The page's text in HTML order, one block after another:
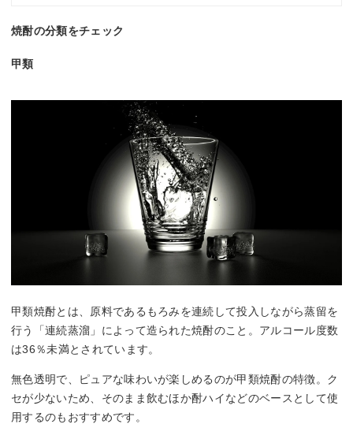
焼酎の分類をチェック
甲類
甲類焼酎とは、原料であるもろみを連続して投入しながら蒸留を
行う「連続蒸溜」によって造られた焼酎のこと。アルコール度数
は36％未満とされています。
無色透明で、ピュアな味わいが楽しめるのが甲類焼酎の特徴。ク
セが少ないため、そのまま飲むほか酎ハイなどのベースとして使
用するのもおすすめです。